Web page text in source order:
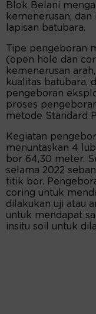
Blok Belani
kemenerusan,
lapisan batubara.
Tipe pengeboran
(open hole dan
kemenerusan
kualitas batubara,
pengeboran
proses
metode Standard
Kegiatan
menuntaskan 4
bor 64,30 meter.
selama 2022
titik bor.
coring untuk
dilakukan uji atau
untuk mendapat
insitu soil untuk